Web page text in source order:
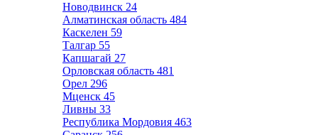
Новодвинск 24
Алматинская область 484
Каскелен 59
Талгар 55
Капшагай 27
Орловская область 481
Орел 296
Мценск 45
Ливны 33
Республика Мордовия 463